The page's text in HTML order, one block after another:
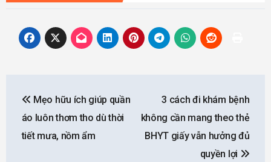
navigation
Mẹo hữu ích giúp quần
áo luôn thơm tho dù thời
tiết mưa, nồm ẩm
3 cách đi khám bệnh
không cần mang theo thẻ
BHYT giấy vẫn hưởng đủ
quyền lợi